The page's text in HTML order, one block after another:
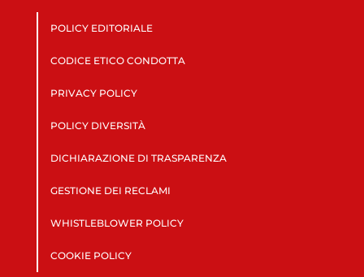
POLICY EDITORIALE
CODICE ETICO CONDOTTA
PRIVACY POLICY
POLICY DIVERSITÀ
DICHIARAZIONE DI TRASPARENZA
GESTIONE DEI RECLAMI
WHISTLEBLOWER POLICY
COOKIE POLICY